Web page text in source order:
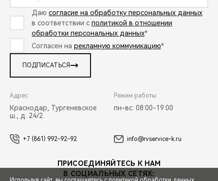
Даю согласие на обработку персональных данных
в соответствии с политикой в отношении
обработки персональных данных*
Согласен на рекламную коммуникацию*
ПОДПИСАТЬСЯ
Адрес:
Краснодар, Тургеневское
ш., д. 24/2
Режим работы:
пн-вс: 08:00-19:00
+7 (861) 992-92-92 info@rvservice-k.ru
ПРИСОЕДИНЯЙТЕСЬ К НАМ
В СОЦИАЛЬНЫХ СЕТЯХ: